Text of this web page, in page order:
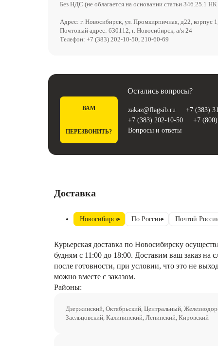
Без НДС (не облагается на основании статьи 346.25.1
Адрес: г. Новосибирск, ул. Промкирпичная, д22, корпус
Почтовый адрес: 630112, г. Новосибирск, а/я 24
Телефон: +7 (383) 202-10-50, 210-60-69
Остались вопросы?
ВАМ
ПЕРЕЗВОНИТЬ?
zakaz@flagsib.ru
+7 (383)
+7 (383) 202-10-50
+7
Вопросы и ответы
Доставка
Новосибирск По России Почтой
Курьерская доставка по Новосибирску
будням с 11:00 до 18:00. Доставим ваш заказ на
после готовности, при условии, что это не
можно вместе с заказом.
Районы:
Дзержинский, Октябрьский, Центральный,
Заельцовский, Калининский, Ленинский, Кировский